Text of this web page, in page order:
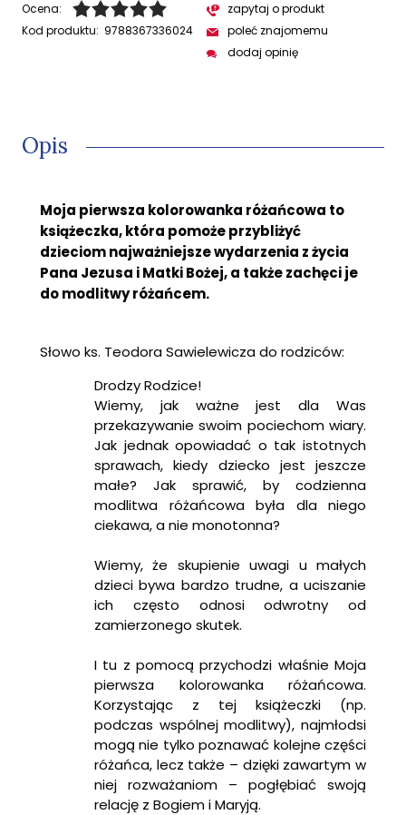
Ocena:
Kod produktu: 9788367336024
zapytaj o produkt
poleć znajomemu
dodaj opinię
Opis
Moja pierwsza kolorowanka różańcowa to
książeczka, która pomoże przybliżyć
dzieciom najważniejsze wydarzenia z życia
Pana Jezusa i Matki Bożej, a także zachęci je
do modlitwy różańcem.
Słowo ks. Teodora Sawielewicza do rodziców:
Drodzy Rodzice!
Wiemy, jak ważne jest dla Was
przekazywanie swoim pociechom wiary.
Jak jednak opowiadać o tak istotnych
sprawach, kiedy dziecko jest jeszcze
małe? Jak sprawić, by codzienna
modlitwa różańcowa była dla niego
ciekawa, a nie monotonna?
Wiemy, że skupienie uwagi u małych
dzieci bywa bardzo trudne, a uciszanie
ich często odnosi odwrotny od
zamierzonego skutek.
I tu z pomocą przychodzi właśnie Moja
pierwsza kolorowanka różańcowa.
Korzystając z tej książeczki (np.
podczas wspólnej modlitwy), najmłodsi
mogą nie tylko poznawać kolejne części
różańca, lecz także – dzięki zawartym w
niej rozważaniom – pogłębiać swoją
relację z Bogiem i Maryją.